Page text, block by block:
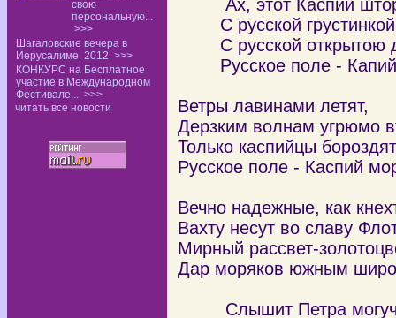
свою
персональную...
>>>
Шагаловские вечера в
Иерусалиме. 2012 >>>
КОНКУРС на Бесплатное
участие в Международном
Фестивале... >>>
читать все новости
Ах, этот Каспий
С русской грустинкой
С русской открытою
Русское поле -
Ветры лавинами летят,
Дерзким волнам угрюмо
Только каспийцы бороздят
Русское поле - Каспий
Вечно надежные, как
Вахту несут во славу
Мирный рассвет-
Дар моряков южным
Слышит Петра